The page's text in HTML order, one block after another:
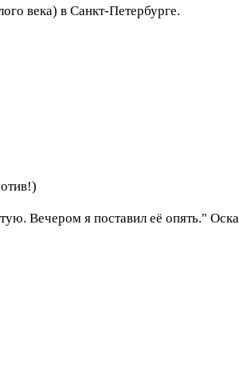
века) в Санкт-Петербурге.
Вечером я поставил её опять."